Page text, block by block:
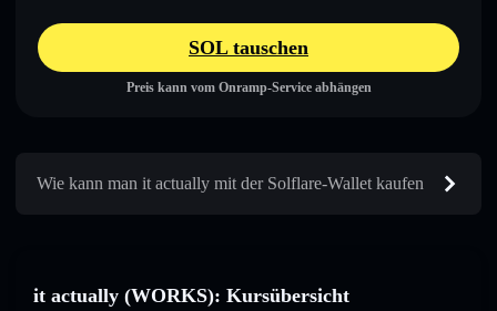
SOL tauschen
Preis kann vom Onramp-Service abhängen
Wie kann man it actually mit der Solflare-Wallet kaufen
it actually (WORKS): Kursübersicht